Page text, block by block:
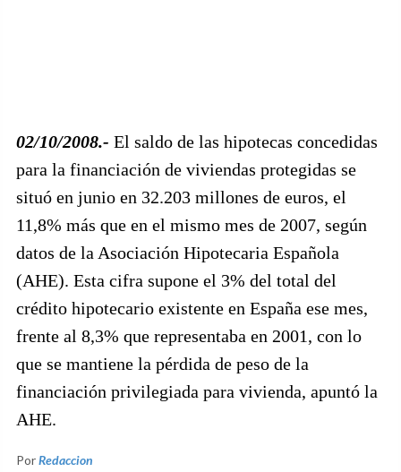
02/10/2008.- El saldo de las hipotecas concedidas
para la financiación de viviendas protegidas se
situó en junio en 32.203 millones de euros, el
11,8% más que en el mismo mes de 2007, según
datos de la Asociación Hipotecaria Española
(AHE). Esta cifra supone el 3% del total del
crédito hipotecario existente en España ese mes,
frente al 8,3% que representaba en 2001, con lo
que se mantiene la pérdida de peso de la
financiación privilegiada para vivienda, apuntó la
AHE.
PorRedaccion